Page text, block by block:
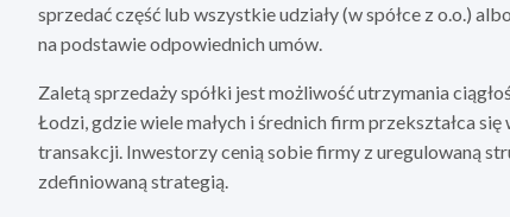
sprzedać część lub wszystkie udziały (w spółce z o.o.)
na podstawie odpowiednich umów.
Zaletą sprzedaży spółki jest możliwość utrzymania
Łodzi, gdzie wiele małych i średnich firm przekształca
transakcji. Inwestorzy cenią sobie firmy z uregulowaną
zdefiniowaną strategią.